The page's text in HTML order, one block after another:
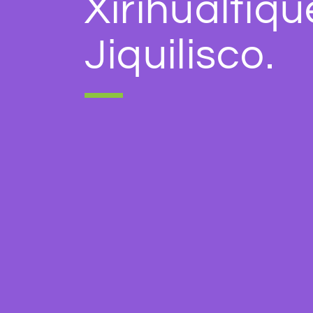
Jiquilisco.